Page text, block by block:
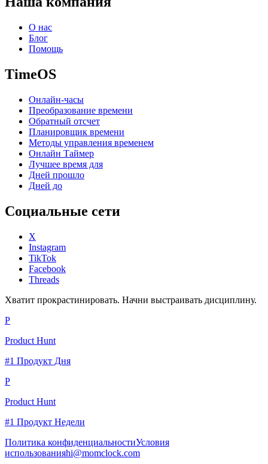
О нас
Блог
Помощь
TimeOS
Онлайн-часы
Преобразование времени
Обратный отсчет
Планировщик времени
Методы управления временем
Онлайн Таймер
Лучшее время для
Дней прошло
Дней до
Социальные сети
X
Instagram
TikTok
Facebook
Threads
Хватит прокрастинировать. Начни выстраивать дисциплину.
P
Product Hunt
#1 Продукт Дня
P
Product Hunt
#1 Продукт Недели
Политика конфиденциальностиУсловия
использованияhi@momclock.com